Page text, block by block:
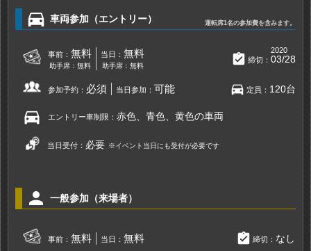
directions_car 車両参加（エントリー） 運転席1名の参加費を含みます。
事前： 無料
助手席：無料
当日： 無料
助手席：無料 assignment_turned_in 締切：
2020
03/28
参加予約： 必須 当日参加： 可能 directions_car 定員： 120台
directions_car エントリー車制限： 赤色、青色、黄色の車両
当日受付： 必要 ※イベント当日にも受付が必要です
person 一般参加（来場者）
事前： 無料 当日： 無料 assignment_turned_in 締切： なし